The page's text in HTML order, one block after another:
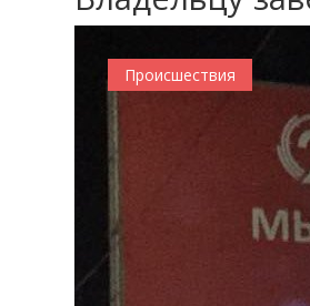
Происшествия